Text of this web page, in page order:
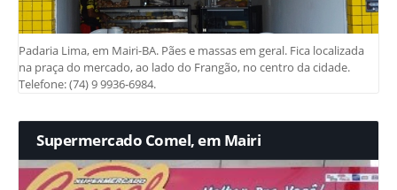
Padaria Lima, em Mairi-BA. Pães e massas em geral. Fica localizada
na praça do mercado, ao lado do Frangão, no centro da cidade.
Telefone: (74) 9 9936-6984.
Supermercado Comel, em Mairi